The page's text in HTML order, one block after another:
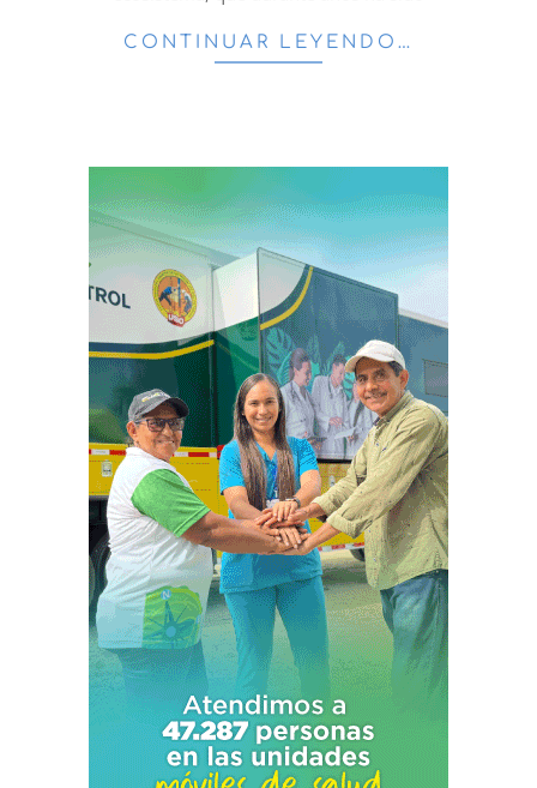
CONTINUAR LEYENDO…